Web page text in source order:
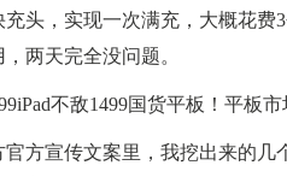
头，实现一次满充，大概花费
两天完全没问题。
方宣传文案里，我挖出来的几